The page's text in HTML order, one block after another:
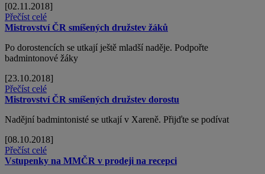
[02.11.2018]
Přečíst celé
Mistrovství ČR smíšených družstev žáků
Po dorostencích se utkají ještě mladší naděje. Podpořte
badmintonové žáky
[23.10.2018]
Přečíst celé
Mistrovství ČR smíšených družstev dorostu
Nadějní badmintonisté se utkají v Xareně. Přijďte se podívat
[08.10.2018]
Přečíst celé
Vstupenky na MMČR v prodeji na recepci